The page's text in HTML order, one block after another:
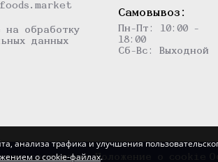
на обработку
данных
Самовывоз:
Пн-Пт: 10:00 -
18:00
Сб-Вс: Выходной
соглашение Положение о cookie
анализа трафика и улучшения
о cookie-файлах.